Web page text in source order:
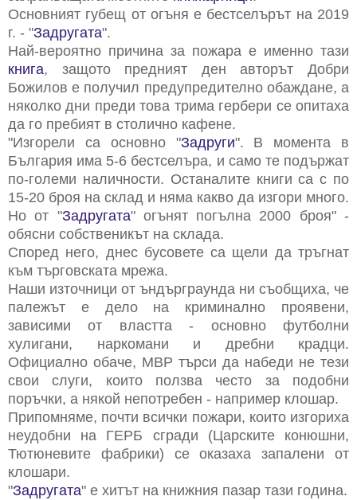
Основният губещ от огъня е бестселърът на 2019
г. - "Задругата".
Най-вероятно причина за пожара е именно тази
книга, защото предният ден авторът Добри
Божилов е получил предупредително обаждане, а
няколко дни преди това трима гербери се опитаха
да го пребият в столично кафене.
"Изгорели са основно "Задруги". В момента в
България има 5-6 бестселъра, и само те подържат
по-големи наличности. Останалите книги са с по
15-20 броя на склад и няма какво да изгори много.
Но от "Задругата" огънят погълна 2000 броя" -
обясни собственикът на склада.
Според него, днес бусовете са щели да тръгнат
към търговската мрежа.
Наши източници от ъндърграунда ни съобщиха, че
палежът е дело на криминално проявени,
зависими от властта - основно футболни
хулигани, наркомани и дребни крадци.
Официално обаче, МВР търси да набеди не тези
свои слуги, които ползва често за подобни
поръчки, а някой непотребен - например клошар.
Припомняме, почти всички пожари, които изгориха
неудобни на ГЕРБ сгради (Царските конюшни,
Тютюневите фабрики) се оказаха запалени от
клошари.
"Задругата" е хитът на книжния пазар тази година.